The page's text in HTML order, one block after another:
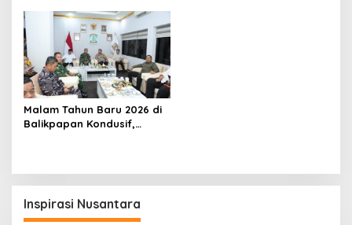
Libatkan Kasat Resnarkoba
Kukar
Malam Tahun Baru 2026 di
Balikpapan Kondusif,
Inspirasi Nusantara